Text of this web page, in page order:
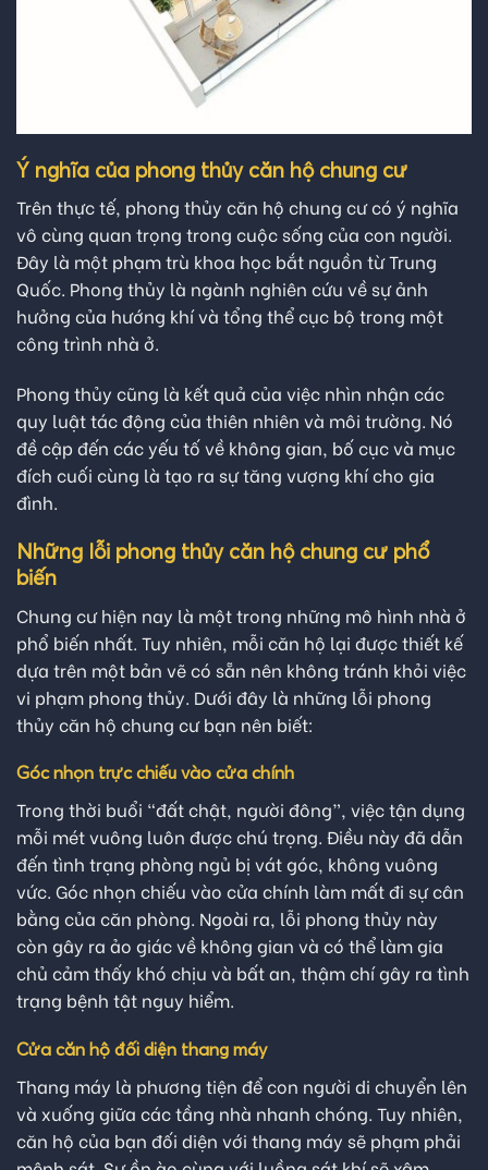
Ý nghĩa của phong thủy căn hộ chung cư
Trên thực tế, phong thủy căn hộ chung cư có ý nghĩa
vô cùng quan trọng trong cuộc sống của con người.
Đây là một phạm trù khoa học bắt nguồn từ Trung
Quốc. Phong thủy là ngành nghiên cứu về sự ảnh
hưởng của hướng khí và tổng thể cục bộ trong một
công trình nhà ở.
Phong thủy cũng là kết quả của việc nhìn nhận các
quy luật tác động của thiên nhiên và môi trường. Nó
đề cập đến các yếu tố về không gian, bố cục và mục
đích cuối cùng là tạo ra sự tăng vượng khí cho gia
đình.
Những lỗi phong thủy căn hộ chung cư phổ
biến
Chung cư hiện nay là một trong những mô hình nhà ở
phổ biến nhất. Tuy nhiên, mỗi căn hộ lại được thiết kế
dựa trên một bản vẽ có sẵn nên không tránh khỏi việc
vi phạm phong thủy. Dưới đây là những lỗi phong
thủy căn hộ chung cư bạn nên biết:
Góc nhọn trực chiếu vào cửa chính
Trong thời buổi “đất chật, người đông”, việc tận dụng
mỗi mét vuông luôn được chú trọng. Điều này đã dẫn
đến tình trạng phòng ngủ bị vát góc, không vuông
vức. Góc nhọn chiếu vào cửa chính làm mất đi sự cân
bằng của căn phòng. Ngoài ra, lỗi phong thủy này
còn gây ra ảo giác về không gian và có thể làm gia
chủ cảm thấy khó chịu và bất an, thậm chí gây ra tình
trạng bệnh tật nguy hiểm.
Cửa căn hộ đối diện thang máy
Thang máy là phương tiện để con người di chuyển lên
và xuống giữa các tầng nhà nhanh chóng. Tuy nhiên,
căn hộ của bạn đối diện với thang máy sẽ phạm phải